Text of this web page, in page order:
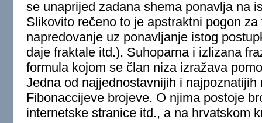
se unaprijed zadana shema ponavlja na
Slikovito rečeno to je apstraktni pogon
napredovanje uz ponavljanje istog
daje fraktale itd.). Suhoparna i izlizana
formula kojom se član niza izražava
Jedna od najjednostavnijih i
Fibonaccijeve brojeve. O njima postoje
internetske stranice itd., a na hrvatskom